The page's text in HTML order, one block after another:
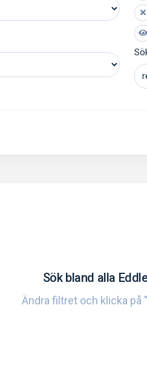
Sök bland alla
Ändra filtret och klicka på